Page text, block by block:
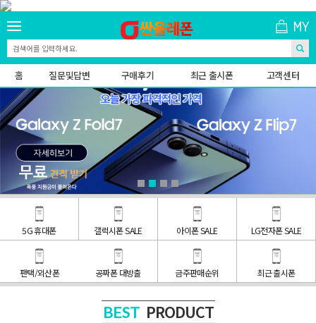
홈 질문및답변 구매후기 최근 출시폰 고객센터
5G 휴대폰 갤럭시폰 SALE 아이폰 SALE LG전자폰 SALE
팬택/외산폰 공짜폰 대방출 금주판매순위 최근 출시폰
BEST PRODUCT